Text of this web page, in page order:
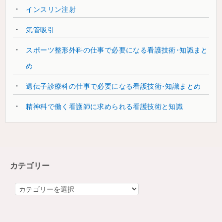
インスリン注射
気管吸引
スポーツ整形外科の仕事で必要になる看護技術･知識まと
め
遺伝子診療科の仕事で必要になる看護技術･知識まとめ
精神科で働く看護師に求められる看護技術と知識
カテゴリー
カ